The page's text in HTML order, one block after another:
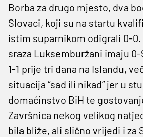
Borba za drugo mjesto, dva
Slovaci, koji su na startu
istim suparnikom odigrali 0-0.
sraza Luksemburžani imaju
1-1 prije tri dana na Islandu,
situacija “sad ili nikad” jer u
domaćinstvo BiH te
Završnica nekog velikog
bila bliže, ali slično vrijedi i za